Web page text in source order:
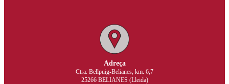
Adreça
Ctra. Bellpuig-Belianes, km. 6,7
25266 BELIANES (Lleida)